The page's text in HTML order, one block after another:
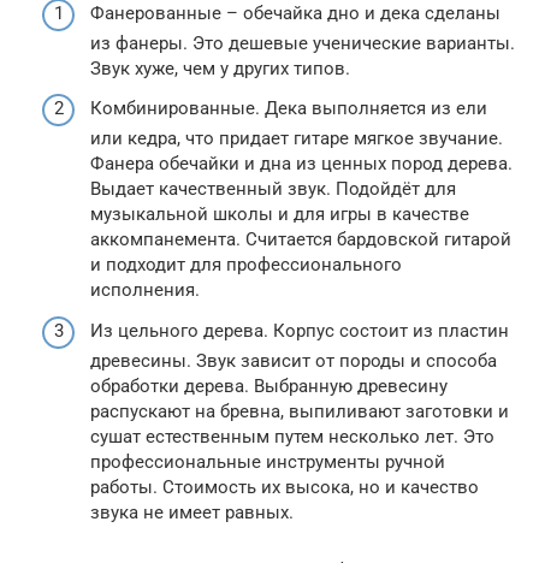
Фанерованные – обечайка дно и дека сделаны
из фанеры. Это дешевые ученические варианты.
Звук хуже, чем у других типов.
Комбинированные. Дека выполняется из ели
или кедра, что придает гитаре мягкое звучание.
Фанера обечайки и дна из ценных пород дерева.
Выдает качественный звук. Подойдёт для
музыкальной школы и для игры в качестве
аккомпанемента. Считается бардовской гитарой
и подходит для профессионального
исполнения.
Из цельного дерева. Корпус состоит из пластин
древесины. Звук зависит от породы и способа
обработки дерева. Выбранную древесину
распускают на бревна, выпиливают заготовки и
сушат естественным путем несколько лет. Это
профессиональные инструменты ручной
работы. Стоимость их высока, но и качество
звука не имеет равных.